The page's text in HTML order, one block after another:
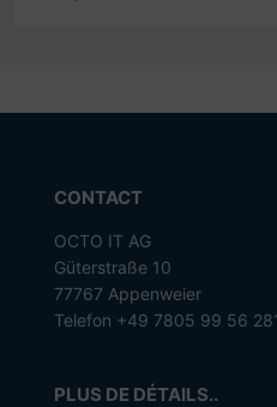
CONTACT
OCTO IT AG
Güterstraße 10
77767 Appenweier
Telefon +49 7805 99 56
PLUS DE DÉTAILS..